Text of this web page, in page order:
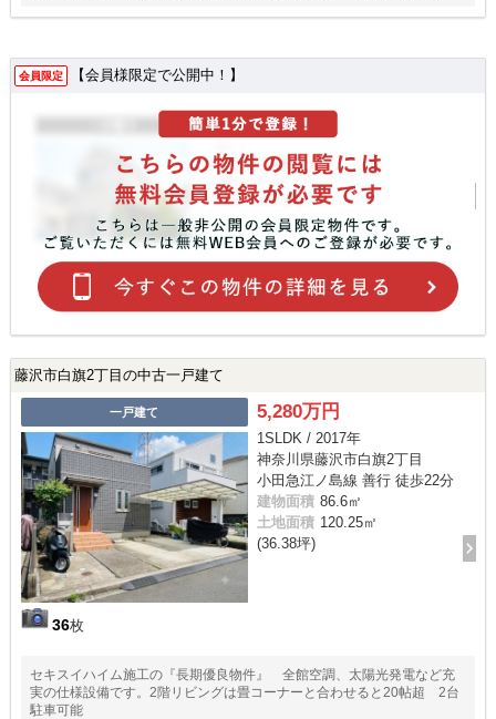
会員限定 【会員様限定で公開中！】
藤沢市白旗2丁目の中古一戸建て
一戸建て
36枚
5,280万円
1SLDK / 2017年
神奈川県藤沢市白旗2丁目
小田急江ノ島線 善行 徒歩22分
建物面積 86.6㎡
土地面積 120.25㎡
(36.38坪)
セキスイハイム施工の『長期優良物件』 全館空調、太陽光発電など充
実の仕様設備です。2階リビングは畳コーナーと合わせると20帖超 2台
駐車可能